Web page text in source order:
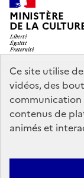
Ce site utilise
vidéos, des
communication
contenus de
animés et
MINISTÈRE
DE LA
legifrance.gouv.fr
service-